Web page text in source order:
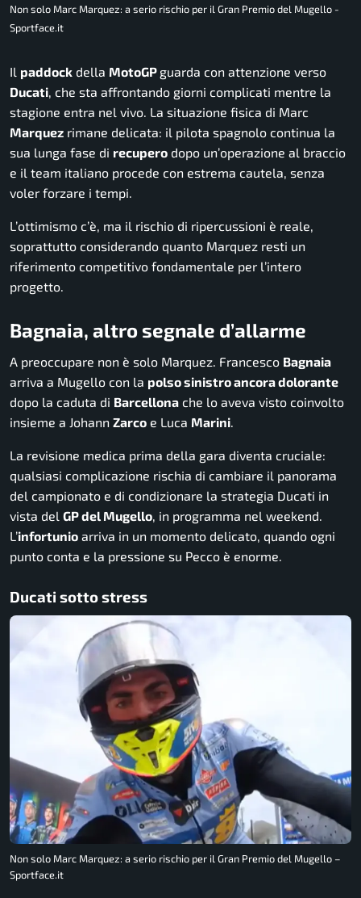
Non solo Marc Marquez: a serio rischio per il Gran Premio del Mugello -
Sportface.it
Il paddock della MotoGP guarda con attenzione verso
Ducati, che sta affrontando giorni complicati mentre la
stagione entra nel vivo. La situazione fisica di Marc
Marquez rimane delicata: il pilota spagnolo continua la
sua lunga fase di recupero dopo un’operazione al braccio
e il team italiano procede con estrema cautela, senza
voler forzare i tempi.
L’ottimismo c’è, ma il rischio di ripercussioni è reale,
soprattutto considerando quanto Marquez resti un
riferimento competitivo fondamentale per l’intero
progetto.
Bagnaia, altro segnale d’allarme
A preoccupare non è solo Marquez. Francesco Bagnaia
arriva a Mugello con la polso sinistro ancora dolorante
dopo la caduta di Barcellona che lo aveva visto coinvolto
insieme a Johann Zarco e Luca Marini.
La revisione medica prima della gara diventa cruciale:
qualsiasi complicazione rischia di cambiare il panorama
del campionato e di condizionare la strategia Ducati in
vista del GP del Mugello, in programma nel weekend.
L’infortunio arriva in un momento delicato, quando ogni
punto conta e la pressione su Pecco è enorme.
Ducati sotto stress
Non solo Marc Marquez: a serio rischio per il Gran Premio del Mugello –
Sportface.it